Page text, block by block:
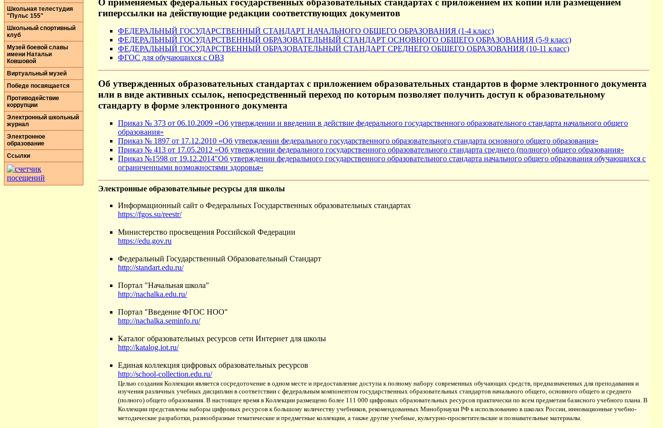
Школьная телестудия
"Пульс 155"
Школьный спортивный
клуб
Музей боевой славы
имени Натальи
Ковшовой
Виртуальный музей
Победе посвящается
Противодействие
коррупции
Электронный школьный
журнал
Электронное
образование
Ссылки
О применяемых федеральных государственных образовательных стандартах с приложением их копий или размещением
гиперссылки на действующие редакции соответствующих документов
ФЕДЕРАЛЬНЫЙ ГОСУДАРСТВЕННЫЙ СТАНДАРТ НАЧАЛЬНОГО ОБЩЕГО ОБРАЗОВАНИЯ (1-4 класс)
ФЕДЕРАЛЬНЫЙ ГОСУДАРСТВЕННЫЙ ОБРАЗОВАТЕЛЬНЫЙ СТАНДАРТ ОСНОВНОГО ОБЩЕГО ОБРАЗОВАНИЯ (5-9 класс)
ФЕДЕРАЛЬНЫЙ ГОСУДАРСТВЕННЫЙ ОБРАЗОВАТЕЛЬНЫЙ СТАНДАРТ СРЕДНЕГО ОБЩЕГО ОБРАЗОВАНИЯ (10-11 класс)
ФГОС для обучающихся с ОВЗ
Об утвержденных образовательных стандартах с приложением образовательных стандартов в форме электронного документа
или в виде активных ссылок, непосредственный переход по которым позволяет получить доступ к образовательному
стандарту в форме электронного документа
Приказ № 373 от 06.10.2009 «Об утверждении и введении в действие федерального государственного образовательного стандарта начального общего
образования»
Приказ № 1897 от 17.12.2010 «Об утверждении федерального государственного образовательного стандарта основного общего образования»
Приказ № 413 от 17.05.2012 «Об утверждении федерального государственного образовательного стандарта среднего (полного) общего образования»
Приказ №1598 от 19.12.2014″Об утверждении федерального государственного образовательного стандарта начального общего образования обучающихся с
ограниченными возможностями здоровья»
Электронные образовательные ресурсы для школы
Информационный сайт о Федеральных Государственных образовательных стандартах
https://fgos.su/reestr/
Министерство просвещения Российской Федерации
https://edu.gov.ru
Федеральный Государственный Образовательный Стандарт
http://standart.edu.ru/
Портал "Начальная школа"
http://nachalka.edu.ru/
Портал "Введение ФГОС НОО"
http://nachalka.seminfo.ru/
Каталог образовательных ресурсов сети Интернет для школы
http://katalog.iot.ru/
Единая коллекция цифровых образовательных ресурсов
http://school-collection.edu.ru/
Целью создания Коллекции является сосредоточение в одном месте и предоставление доступа к полному набору современных обучающих средств, предназначенных для преподавания и
изучения различных учебных дисциплин в соответствии с федеральным компонентом государственных образовательных стандартов начального общего, основного общего и среднего
(полного) общего образования. В настоящее время в Коллекции размещено более 111 000 цифровых образовательных ресурсов практически по всем предметам базисного учебного плана. В
Коллекции представлены наборы цифровых ресурсов к большому количеству учебников, рекомендованных Минобрнауки РФ к использованию в школах России, инновационные учебно-
методические разработки, разнообразные тематические и предметные коллекции, а также другие учебные, культурно-просветительские и познавательные материалы.